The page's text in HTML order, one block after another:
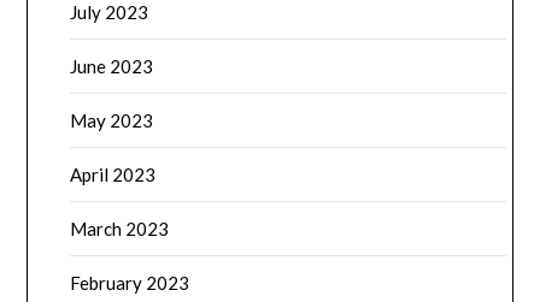
July 2023
June 2023
May 2023
April 2023
March 2023
February 2023